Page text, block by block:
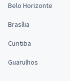
Belo Horizonte
Brasília
Curitiba
Guarulhos